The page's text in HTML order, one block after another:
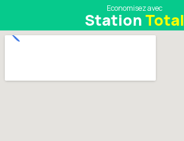
Economisez avec
Station Total